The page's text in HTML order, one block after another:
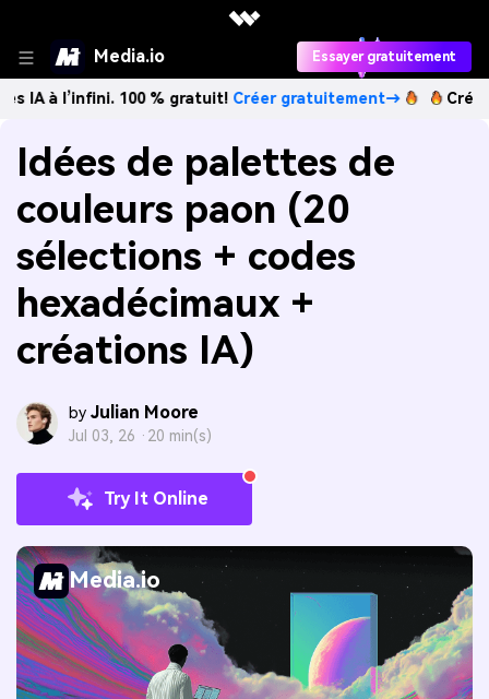
Media.io Essayer gratuitement
100 % gratuit!Créer gratuitement→ Créez des
Idées de palettes de
couleurs paon (20
sélections + codes
hexadécimaux +
créations IA)
by Julian Moore
Jul 03, 26 · 20 min(s)
Try It Online
Media.io